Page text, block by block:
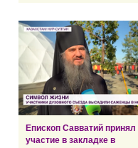
Епископ Савватий принял
участие в закладке в